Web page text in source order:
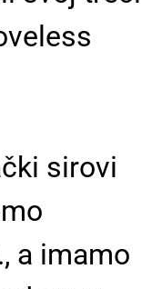
sirovi
a imamo